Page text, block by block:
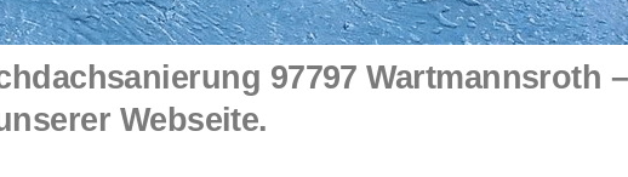
97797 Wartmannsroth
Webseite.